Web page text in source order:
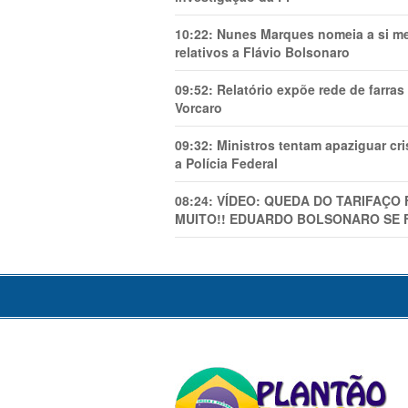
10:22: Nunes Marques nomeia a si
relativos a Flávio Bolsonaro
09:52: Relatório expõe rede de
Vorcaro
09:32: Ministros tentam apaziguar
a Polícia Federal
08:24: VÍDEO: QUEDA DO
MUITO!! EDUARDO BOLSONARO SE